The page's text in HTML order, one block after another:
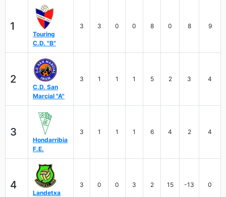
1
Touring
C.D. "B"
3 3 0 0 8 0 8 9
2
C.D. San
Marcial "A"
3 1 1 1 5 2 3 4
3
Hondarribia
F.E.
3 1 1 1 6 4 2 4
4
Landetxa
3 0 0 3 2 15 -13 0